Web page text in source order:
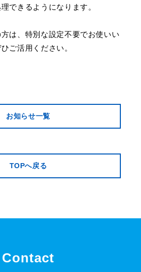
できるようになります。
は、特別な設定不要でお使いい
ご活用ください。
お知らせ一覧
TOPへ戻る
Contact